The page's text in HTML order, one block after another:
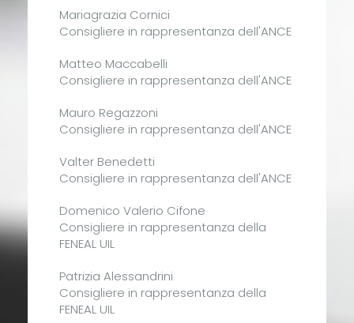
Mariagrazia Cornici
Consigliere in rappresentanza dell'ANCE
Matteo Maccabelli
Consigliere in rappresentanza dell'ANCE
Mauro Regazzoni
Consigliere in rappresentanza dell'ANCE
Valter Benedetti
Consigliere in rappresentanza dell'ANCE
Domenico Valerio Cifone
Consigliere in rappresentanza della
FENEAL UIL
Patrizia Alessandrini
Consigliere in rappresentanza della
FENEAL UIL